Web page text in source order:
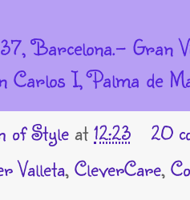
Barcelona.- Gran
Carlos I, Palma de
of Style at 12:23
20
Valleta, CleverCare,